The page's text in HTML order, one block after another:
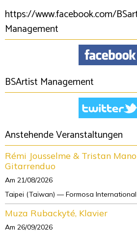
https://www.facebook.com/
Management
BSArtist Management
Anstehende Veranstaltungen
Rémi Jousselme & Tristan
Gitarrenduo
Am 21/08/2026
Taipei (Taïwan) — Formosa
Muza Rubackyté, Klavier
Am 26/09/2026